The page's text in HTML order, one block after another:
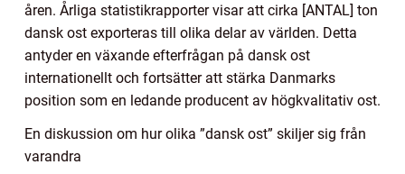
åren. Årliga statistikrapporter visar att cirka [ANTAL] ton
dansk ost exporteras till olika delar av världen. Detta
antyder en växande efterfrågan på dansk ost
internationellt och fortsätter att stärka Danmarks
position som en ledande producent av högkvalitativ ost.
En diskussion om hur olika ”dansk ost” skiljer sig från
varandra